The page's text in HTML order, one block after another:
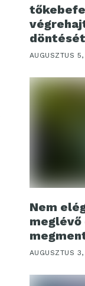
AUGUSZTUS
Nem
AUGUSZTUS